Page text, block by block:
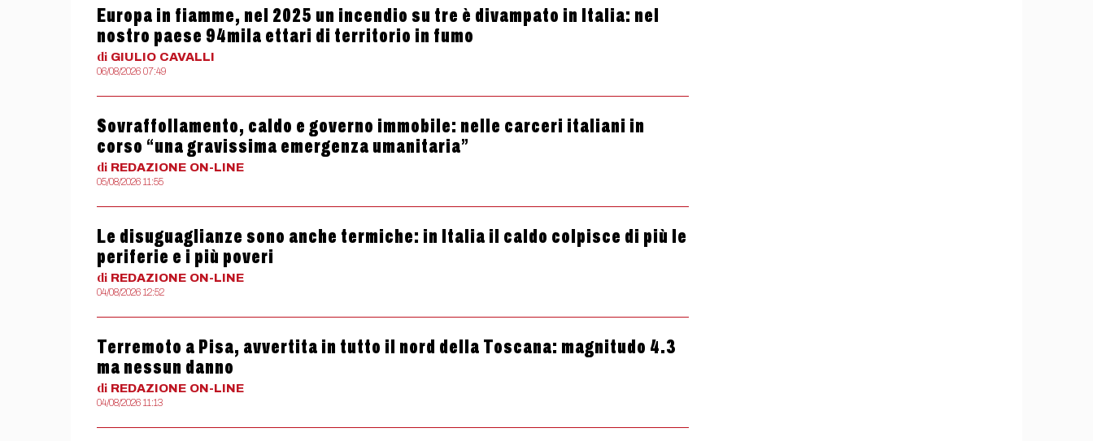
Europa in fiamme, nel 2025 un incendio su tre è divampato in Italia: nel
nostro paese 94mila ettari di territorio in fumo
di GIULIO CAVALLI
06/08/2026 07:49
Sovraffollamento, caldo e governo immobile: nelle carceri italiani in
corso “una gravissima emergenza umanitaria”
di REDAZIONE ON-LINE
05/08/2026 11:55
Le disuguaglianze sono anche termiche: in Italia il caldo colpisce di più le
periferie e i più poveri
di REDAZIONE ON-LINE
04/08/2026 12:52
Terremoto a Pisa, avvertita in tutto il nord della Toscana: magnitudo 4.3
ma nessun danno
di REDAZIONE ON-LINE
04/08/2026 11:13